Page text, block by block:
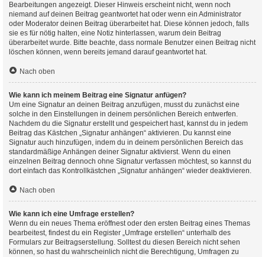
Bearbeitungen angezeigt. Dieser Hinweis erscheint nicht, wenn noch
niemand auf deinen Beitrag geantwortet hat oder wenn ein Administrator
oder Moderator deinen Beitrag überarbeitet hat. Diese können jedoch, falls
sie es für nötig halten, eine Notiz hinterlassen, warum dein Beitrag
überarbeitet wurde. Bitte beachte, dass normale Benutzer einen Beitrag nicht
löschen können, wenn bereits jemand darauf geantwortet hat.
Nach oben
Wie kann ich meinem Beitrag eine Signatur anfügen?
Um eine Signatur an deinen Beitrag anzufügen, musst du zunächst eine
solche in den Einstellungen in deinem persönlichen Bereich entwerfen.
Nachdem du die Signatur erstellt und gespeichert hast, kannst du in jedem
Beitrag das Kästchen „Signatur anhängen“ aktivieren. Du kannst eine
Signatur auch hinzufügen, indem du in deinem persönlichen Bereich das
standardmäßige Anhängen deiner Signatur aktivierst. Wenn du einen
einzelnen Beitrag dennoch ohne Signatur verfassen möchtest, so kannst du
dort einfach das Kontrollkästchen „Signatur anhängen“ wieder deaktivieren.
Nach oben
Wie kann ich eine Umfrage erstellen?
Wenn du ein neues Thema eröffnest oder den ersten Beitrag eines Themas
bearbeitest, findest du ein Register „Umfrage erstellen“ unterhalb des
Formulars zur Beitragserstellung. Solltest du diesen Bereich nicht sehen
können, so hast du wahrscheinlich nicht die Berechtigung, Umfragen zu